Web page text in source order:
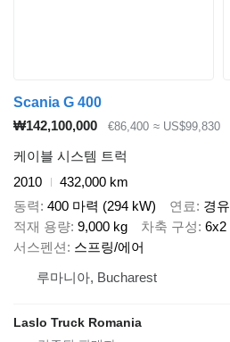
Scania G 400
₩142,100,000
€86,400 ≈ US$99,830
케이블 시스템 트럭
2010
432,000 km
동력 400 마력 (294 kW) 연료
경유
적재 용량 9,000 kg 차축 구성 6x2
서스펜션
스프링/에어
루마니아, Bucharest
Laslo Truck Romania